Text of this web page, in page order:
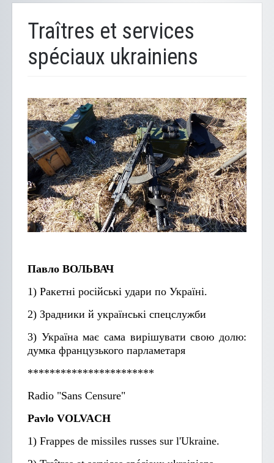
Traîtres et services
spéciaux ukrainiens
Павло ВОЛЬВАЧ
1) Ракетні російські удари по Україні.
2) Зрадники й українські спецслужби
3) Україна має сама вирішувати свою долю:
думка французького парламетаря
***********************
Radio "Sans Censure"
Pavlo VOLVACH
1) Frappes de missiles russes sur l'Ukraine.